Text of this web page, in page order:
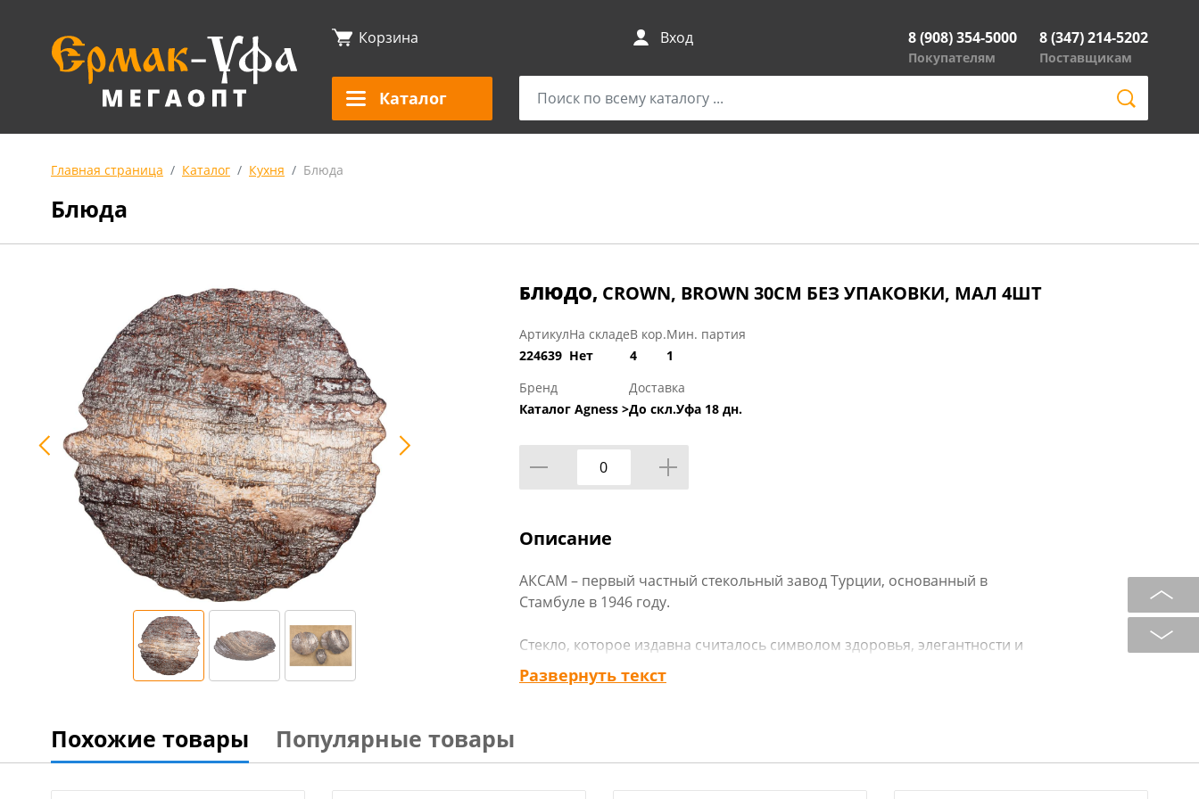
Корзина Вход 8 (908) 354-5000
Покупателям
8 (347) 214-5202
Поставщикам
Каталог
Главная страница Каталог Кухня Блюда
Блюда
БЛЮДО, CROWN, BROWN 30СМ БЕЗ УПАКОВКИ, МАЛ 4ШТ
Артикул
224639
На складе
Нет
В кор.
4
Мин. партия
1
Бренд
Каталог Agness >
Доставка
До скл.Уфа 18 дн.
Описание
АКСАМ – первый частный стекольный завод Турции, основанный в
Стамбуле в 1946 году.
Стекло, которое издавна считалось символом здоровья, элегантности и
чистоты, оживает в умелых руках профессиональных мастеров.
Разнообразные техники декорирования (ручная роспись, распыление,
сертифицированные краски.
Развернуть текст
Похожие товары Популярные товары